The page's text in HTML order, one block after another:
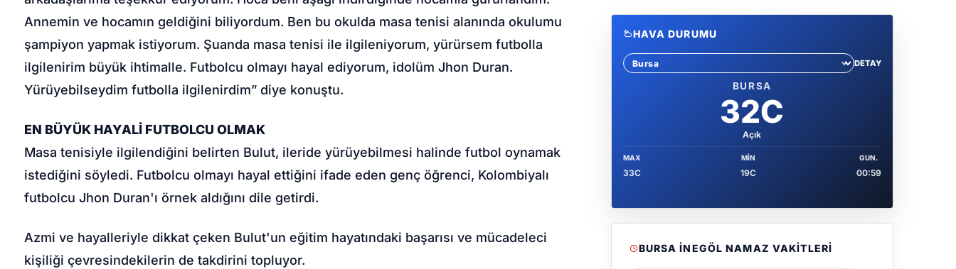
Annemin ve hocamın geldiğini biliyordum. Ben bu okulda masa tenisi alanında okulumu
şampiyon yapmak istiyorum. Şuanda masa tenisi ile ilgileniyorum, yürürsem futbolla
ilgilenirim büyük ihtimalle. Futbolcu olmayı hayal ediyorum, idolüm Jhon Duran.
Yürüyebilseydim futbolla ilgilenirdim” diye konuştu.
EN BÜYÜK HAYALİ FUTBOLCU OLMAK
Masa tenisiyle ilgilendiğini belirten Bulut, ileride yürüyebilmesi halinde futbol oynamak
istediğini söyledi. Futbolcu olmayı hayal ettiğini ifade eden genç öğrenci, Kolombiyalı
futbolcu Jhon Duran'ı örnek aldığını dile getirdi.
Azmi ve hayalleriyle dikkat çeken Bulut'un eğitim hayatındaki başarısı ve mücadeleci
kişiliği çevresindekilerin de takdirini topluyor.
HAVA DURUMU
Sehir sec
DETAY
BURSA
32C
Açık
MAX
33C
MIN
19C
GUN.
00:59
BURSA İNEGÖL NAMAZ VAKITLERI